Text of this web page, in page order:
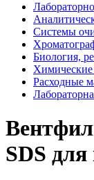
Системы
Биология,
Химические
Расходные
SDS